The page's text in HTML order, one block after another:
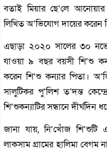
বতাই মিয়ার ছে’লে
লিখিত অ’ভিযোগ দায়ের করেন
এছাড়া ২০২০ সালের ৩০
যাওয়া ৯ বছর বয়সী শি’শু
করেন শি’শু কন্যার পিতা।
সালুটিকর পু’লিশ ত’দন্ত
শি’শুকন্যাটির সন্ধানে
জানা যায়, নি’খোঁজ শি’শুটি
লাকসাম গ্রামের হালিমা বেগম